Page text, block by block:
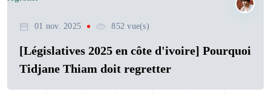
01 nov. 2025 852 vue(s)
[Législatives 2025 en côte d'ivoire] Pourquoi
Tidjane Thiam doit regretter